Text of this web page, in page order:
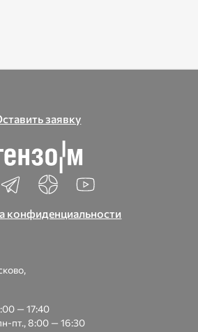
заявку
конфиденциальности
— 17:40
пт., 8:00 — 16:30